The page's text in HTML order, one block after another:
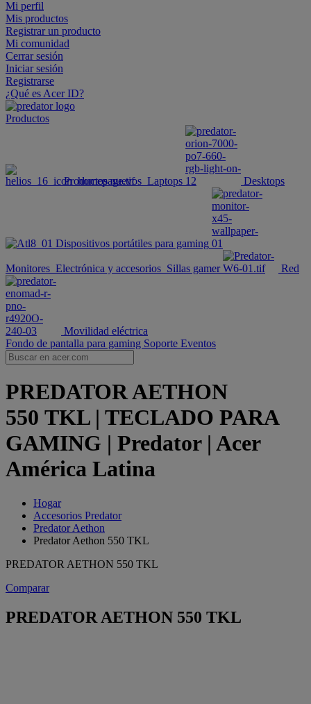
Mi perfil
Mis productos
Registrar un producto
Mi comunidad
Cerrar sesión
Iniciar sesión
Registrarse
¿Qué es Acer ID?
Productos
Productos nuevos Laptops Desktops
Dispositivos portátiles para gaming
Monitores Electrónica y accesorios Sillas gamer Red
Movilidad eléctrica
Fondo de pantalla para gaming Soporte Eventos
PREDATOR AETHON
550 TKL | TECLADO PARA
GAMING | Predator | Acer
América Latina
Hogar
Accesorios Predator
Predator Aethon
Predator Aethon 550 TKL
PREDATOR AETHON 550 TKL
Comparar
PREDATOR AETHON 550 TKL